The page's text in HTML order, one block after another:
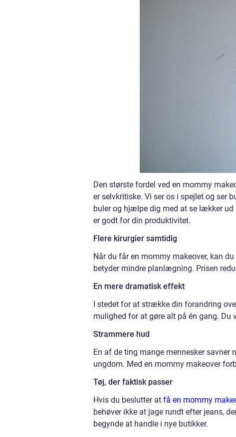
Den største fordel ved en mommy
er selvkritiske. Vi ser os i spejlet og ser
buler og hjælpe dig med at se lækker
er godt for din produktivitet.
Flere kirurgier samtidig
Når du får en mommy makeover, kan
betyder mindre planlægning. Prisen
En mere dramatisk effekt
I stedet for at strække din forandring
mulighed for at gøre alt på én gang.
Strammere hud
En af de ting mange mennesker savner
ungdom. Med en mommy makeover
Tøj, der faktisk passer
Hvis du beslutter at få en mommy
behøver ikke at jage rundt efter jeans,
begynde at handle i nye butikker.